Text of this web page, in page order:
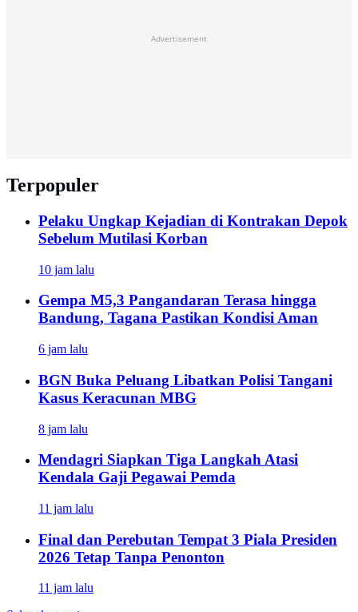
Advertisement
Terpopuler
Pelaku Ungkap Kejadian di Kontrakan Depok
Sebelum Mutilasi Korban
10 jam lalu
Gempa M5,3 Pangandaran Terasa hingga
Bandung, Tagana Pastikan Kondisi Aman
6 jam lalu
BGN Buka Peluang Libatkan Polisi Tangani
Kasus Keracunan MBG
8 jam lalu
Mendagri Siapkan Tiga Langkah Atasi
Kendala Gaji Pegawai Pemda
11 jam lalu
Final dan Perebutan Tempat 3 Piala Presiden
2026 Tetap Tanpa Penonton
11 jam lalu